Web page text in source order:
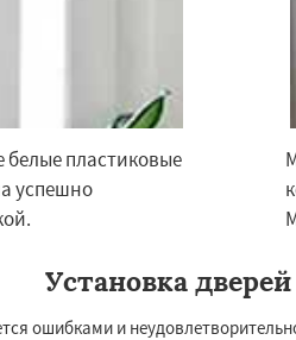
пластиковые
успешно
Установка
ошибками и